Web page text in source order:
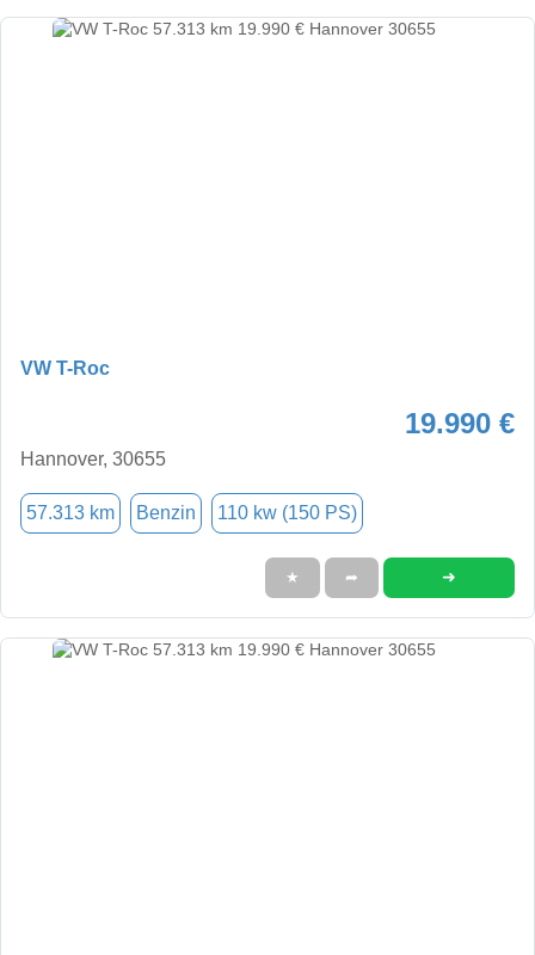
VW T-Roc
19.990 €
Hannover, 30655
57.313 km Benzin 110 kw (150 PS)
★ ➦ ➜